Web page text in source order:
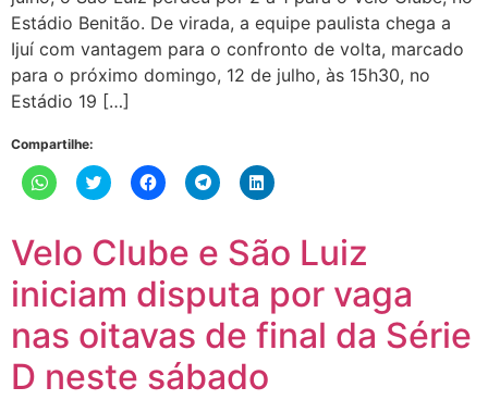
Estádio Benitão. De virada, a equipe paulista chega a
Ijuí com vantagem para o confronto de volta, marcado
para o próximo domingo, 12 de julho, às 15h30, no
Estádio 19 […]
Compartilhe:
Clique
para
WhatsApp(abre
em
nova
janela)
Clique
para
Twitter(abre
em
nova
Clique
para
Facebook(abre
em
nova
janela)
Clique
para
Telegram(abre
em
nova
janela)
Clique
para
LinkedIn(abre
em
nova
Velo Clube e São Luiz
iniciam disputa por vaga
nas oitavas de final da Série
D neste sábado